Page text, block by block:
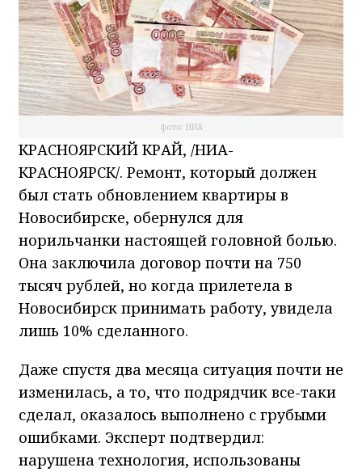
фото: НИА
КРАСНОЯРСКИЙ КРАЙ, /НИА-
КРАСНОЯРСК/. Ремонт, который должен
был стать обновлением квартиры в
Новосибирске, обернулся для
норильчанки настоящей головной болью.
Она заключила договор почти на 750
тысяч рублей, но когда прилетела в
Новосибирск принимать работу, увидела
лишь 10% сделанного.
Даже спустя два месяца ситуация почти не
изменилась, а то, что подрядчик все-таки
сделал, оказалось выполнено с грубыми
ошибками. Эксперт подтвердил:
нарушена технология, использованы